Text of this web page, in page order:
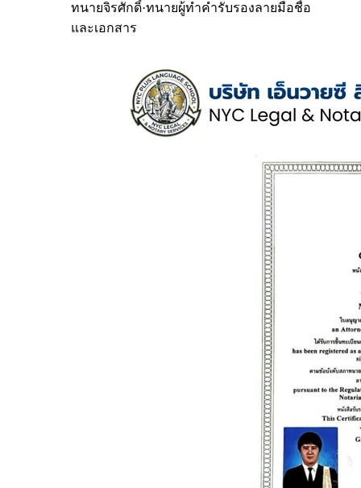
ทนายจิรศักดิ์·ทนายผู้ทำคำรับรองลายมือชื่อ
และเอกสาร